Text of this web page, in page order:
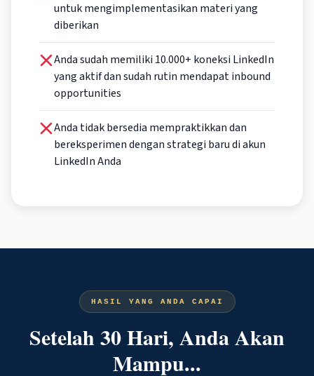
untuk mengimplementasikan materi yang
diberikan
Anda sudah memiliki 10.000+ koneksi LinkedIn
yang aktif dan sudah rutin mendapat inbound
opportunities
Anda tidak bersedia mempraktikkan dan
bereksperimen dengan strategi baru di akun
LinkedIn Anda
HASIL YANG ANDA CAPAI
Setelah 30 Hari, Anda Akan
Mampu...